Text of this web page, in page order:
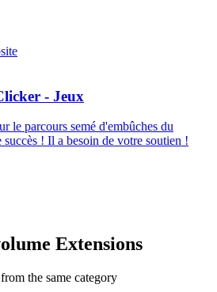
- Jeux
le parcours semé d'embûches du
! Il a besoin de votre soutien !
Extensions
the same category